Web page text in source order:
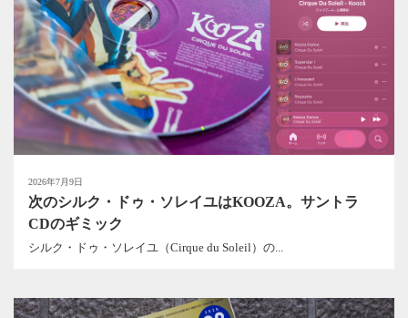
2026年7月9日
次のシルク・ドゥ・ソレイユはKOOZA。サントラ
CDのギミック
シルク・ドゥ・ソレイユ（Cirque du Soleil）の...